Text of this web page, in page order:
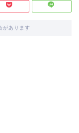
があります